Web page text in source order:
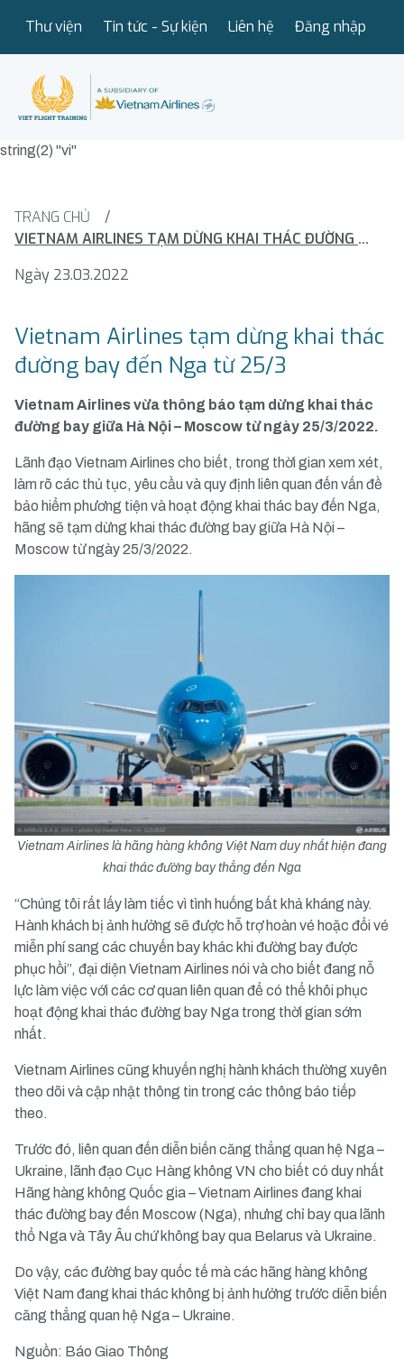
Thư viện Tin tức - Sự kiện Liên hệ Đăng nhập
string(2) "vi"
TRANG CHỦ
/
VIETNAM AIRLINES TẠM DỪNG KHAI THÁC ĐƯỜNG BAY ĐẾN NGA TỪ 25/3
Ngày 23.03.2022
Vietnam Airlines tạm dừng khai thác
đường bay đến Nga từ 25/3
Vietnam Airlines vừa thông báo tạm dừng khai thác
đường bay giữa Hà Nội – Moscow từ ngày 25/3/2022.
Lãnh đạo Vietnam Airlines cho biết, trong thời gian xem xét,
làm rõ các thủ tục, yêu cầu và quy định liên quan đến vấn đề
bảo hiểm phương tiện và hoạt động khai thác bay đến Nga,
hãng sẽ tạm dừng khai thác đường bay giữa Hà Nội –
Moscow từ ngày 25/3/2022.
Vietnam Airlines là hãng hàng không Việt Nam duy nhất hiện đang
khai thác đường bay thẳng đến Nga
“Chúng tôi rất lấy làm tiếc vì tình huống bất khả kháng này.
Hành khách bị ảnh hưởng sẽ được hỗ trợ hoàn vé hoặc đổi vé
miễn phí sang các chuyến bay khác khi đường bay được
phục hồi”, đại diện Vietnam Airlines nói và cho biết đang nỗ
lực làm việc với các cơ quan liên quan để có thể khôi phục
hoạt động khai thác đường bay Nga trong thời gian sớm
nhất.
Vietnam Airlines cũng khuyến nghị hành khách thường xuyên
theo dõi và cập nhật thông tin trong các thông báo tiếp
theo.
Trước đó, liên quan đến diễn biến căng thẳng quan hệ Nga –
Ukraine, lãnh đạo Cục Hàng không VN cho biết có duy nhất
Hãng hàng không Quốc gia – Vietnam Airlines đang khai
thác đường bay đến Moscow (Nga), nhưng chỉ bay qua lãnh
thổ Nga và Tây Âu chứ không bay qua Belarus và Ukraine.
Do vậy, các đường bay quốc tế mà các hãng hàng không
Việt Nam đang khai thác không bị ảnh hưởng trước diễn biến
căng thẳng quan hệ Nga – Ukraine.
Nguồn: Báo Giao Thông